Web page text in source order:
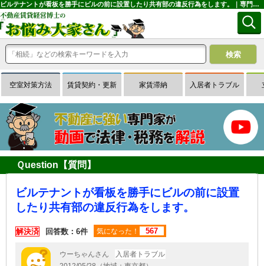
ビルテナントが看板を勝手にビルの前に設置したり共有部の違反行為をします。｜専門家に無料相談できる賃貸経営Ｑ＆Ａサイトはお悩み大家さん
空室対策方法 賃貸契約・更新 家賃滞納 入居者トラブル
Ｑuestion【質問】
ビルテナントが看板を勝手にビルの前に設置
したり共有部の違反行為をします。
解決済 回答数：6件 気になった！ 567
ウーちゃんさん
入居者トラブル